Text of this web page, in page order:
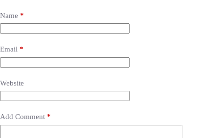
Name *
Email *
Website
Add Comment *